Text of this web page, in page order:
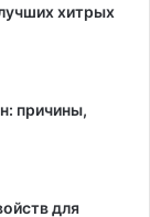
хитрых
причины,
для